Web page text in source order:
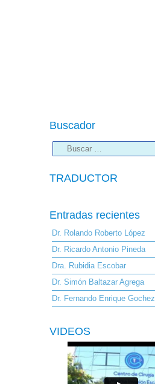
Buscador
TRADUCTOR
Entradas recientes
Dr. Rolando Roberto López
Dr. Ricardo Antonio Pineda
Dra. Rubidia Escobar
Dr. Simón Baltazar Agrega
Dr. Fernando Enrique Gochez
VIDEOS